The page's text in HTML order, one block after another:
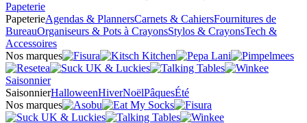
Papeterie
PapeterieAgendas & PlannersCarnets & CahiersFournitures de
BureauOrganiseurs & Pots à CrayonsStylos & CrayonsTech &
Accessoires
Nos marques
Saisonnier
SaisonnierHalloweenHiverNoëlPâquesÉté
Nos marques